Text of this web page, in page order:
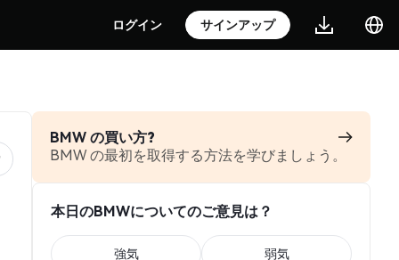
ログイン サインアップ
BMW の買い方?
BMW の最初を取得する方法を学びましょう。
本日のBMWについてのご意見は？
強気 弱気